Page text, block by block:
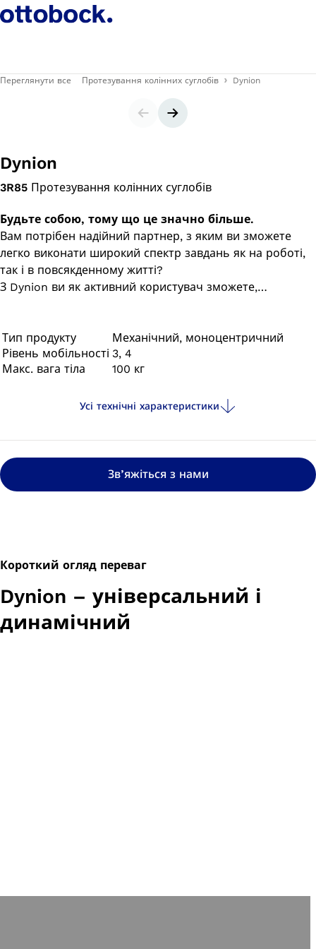
Переглянути все Протезування колінних суглобів Dynion
ПовзунокНаступний слайд
Dynion
3R85 Протезування колінних суглобів
Будьте собою, тому що це значно більше.
Вам потрібен надійний партнер, з яким ви зможете
легко виконати широкий спектр завдань як на роботі,
так і в повсякденному житті?
З Dynion ви як активний користувач зможете,
велосипеді та плавати в солоній, прісній і хлорованій
воді.
Тип продукту
Механічний, моноцентричний
Рівень мобільності 3, 4
Макс. вага тіла
100 кг
Усі технічні характеристики
Зв’яжіться з нами
Короткий огляд переваг
Dynion – універсальний і
динамічний